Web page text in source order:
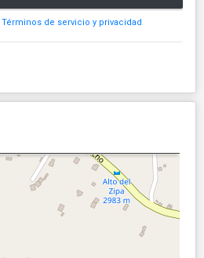
Términos de servicio y privacidad